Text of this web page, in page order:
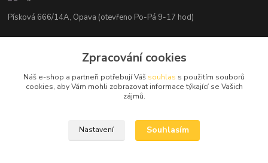
Písková 666/14A, Opava (otevřeno Po-Pá 9-17 hod)
+420 776 839 986
info@nosice.com
Zpracování cookies
Náš e-shop a partneři potřebují Váš souhlas s použitím souborů
cookies, aby Vám mohli zobrazovat informace týkající se Vašich
zájmů.
Nastavení Souhlasím